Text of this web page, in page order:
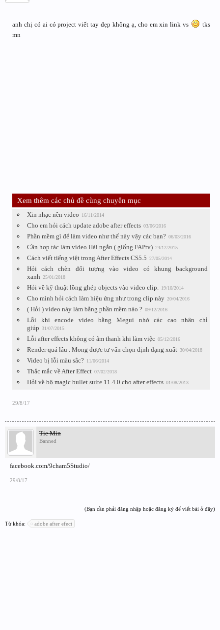
anh chị có ai có project viết tay đẹp không ạ, cho em xin link vs
tks
mn
Xem thêm các chủ đề cùng chuyên mục
Xin nhạc nền video 16/11/2014
Cho em hỏi cách update adobe after effects 03/06/2016
Phần mềm gì để làm video như thế này vậy các bạn? 06/03/2016
Cần hợp tác làm video Hài ngắn ( giống FAPtv) 24/12/2015
Cách viết tiếng việt trong After Effects CS5.5 27/05/2014
Hỏi cách chèn đối tượng vào video có khung background
xanh 25/01/2018
Hỏi về kỹ thuật lồng ghép objects vào video clip. 19/10/2014
Cho mình hỏi cách làm hiệu ứng như trong clip này 20/04/2016
( Hỏi ) video này làm bằng phần mềm nào ? 09/12/2016
Lỗi khi encode video bằng Megui nhờ các cao nhân chỉ
giúp 31/07/2015
Lỗi after effects không có âm thanh khi làm việc 05/12/2016
Render quá lâu . Mong được tư vấn chọn định dạng xuất 30/04/2018
Video bị lỗi màu sắc? 11/06/2014
Thắc mắc về After Effect 07/02/2018
Hỏi về bộ magic bullet suite 11.4.0 cho after effects 01/08/2013
29/8/17
Tie Min
Banned
facebook.com/9cham5Studio/
29/8/17
(Bạn cần phải đăng nhập hoặc đăng ký để viết bài ở đây)
Từ khóa: adobe after efect